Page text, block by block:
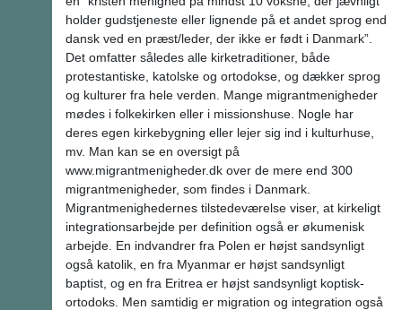
holder gudstjeneste eller lignende på et andet sprog end
dansk ved en præst/leder, der ikke er født i Danmark”.
Det omfatter således alle kirketraditioner, både
protestantiske, katolske og ortodokse, og dækker sprog
og kulturer fra hele verden. Mange migrantmenigheder
mødes i folkekirken eller i missionshuse. Nogle har
deres egen kirkebygning eller lejer sig ind i kulturhuse,
mv. Man kan se en oversigt på
www.migrantmenigheder.dk over de mere end 300
migrantmenigheder, som findes i Danmark.
Migrantmenighedernes tilstedeværelse viser, at kirkeligt
integrationsarbejde per definition også er økumenisk
arbejde. En indvandrer fra Polen er højst sandsynligt
også katolik, en fra Myanmar er højst sandsynligt
baptist, og en fra Eritrea er højst sandsynligt koptisk-
ortodoks. Men samtidig er migration og integration også